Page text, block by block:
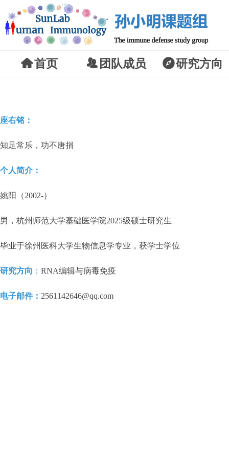
낀首页 뀡 团队成员 뀶研究方向
座右铭：
知足常乐，功不唐捐
个人简介：
姚阳（2002-）
男，杭州师范大学基础医学院2025级硕士研究生
毕业于徐州医科大学生物信息学专业，获学士学位
研究方向 ： RNA编辑与病毒免疫
电子邮件： 2561142646@qq.com